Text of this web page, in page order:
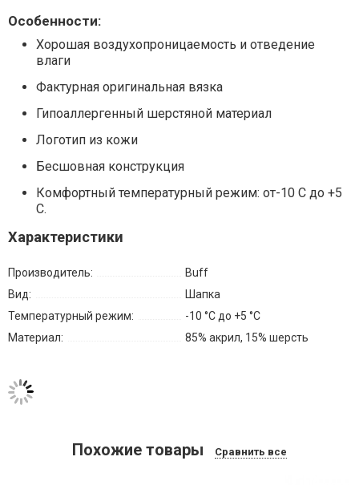
Особенности:
Хорошая воздухопроницаемость и отведение
влаги
Фактурная оригинальная вязка
Гипоаллергенный шерстяной материал
Логотип из кожи
Бесшовная конструкция
Комфортный температурный режим: от-10 C до +5
С.
Характеристики
Производитель:
Buff
Вид:
Шапка
Температурный режим:
-10 °C до +5 °С
Материал:
85% акрил, 15% шерсть
Похожие товары Сравнить все